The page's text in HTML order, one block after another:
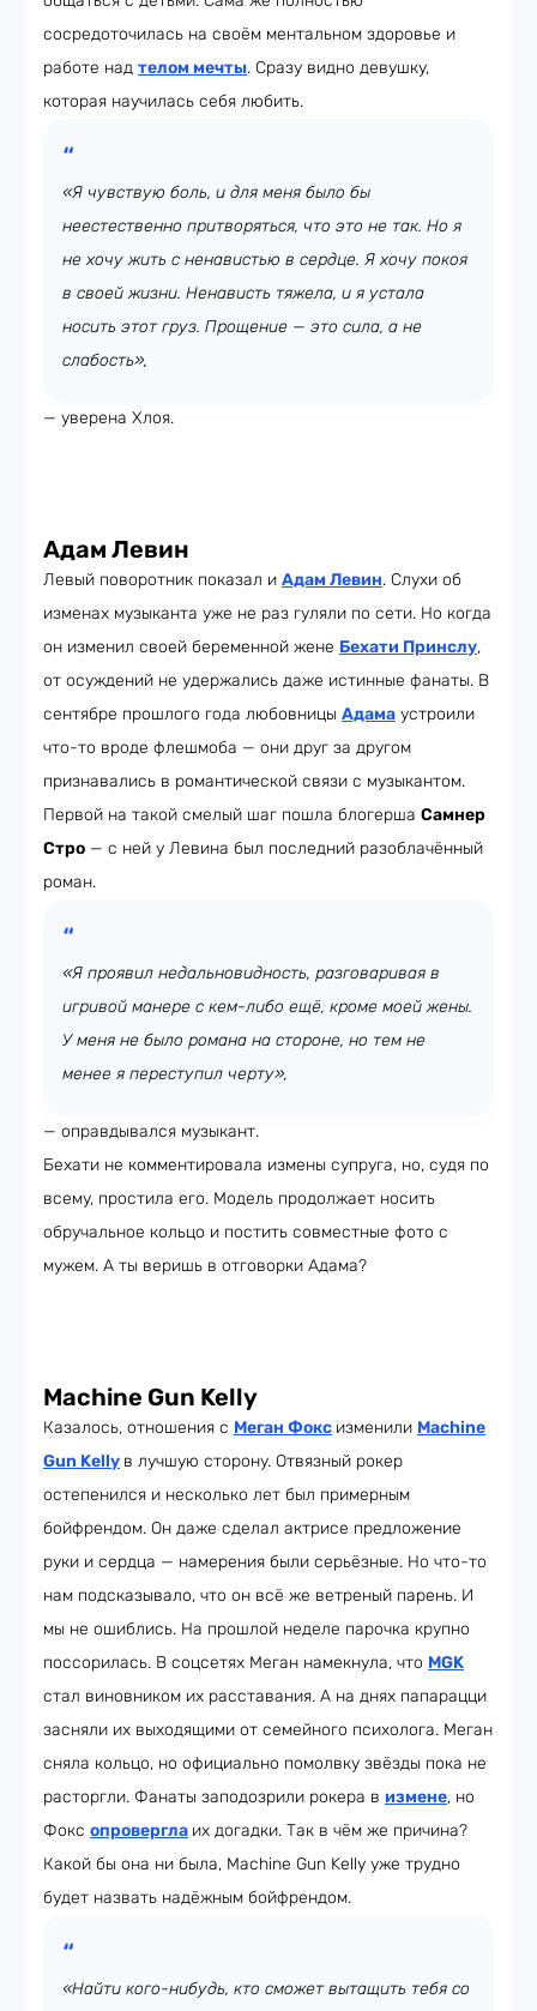
сосредоточилась на своём ментальном здоровье и
работе над телом мечты. Сразу видно девушку,
которая научилась себя любить.
«Я чувствую боль, и для меня было бы
неестественно притворяться, что это не так. Но я
не хочу жить с ненавистью в сердце. Я хочу покоя
в своей жизни. Ненависть тяжела, и я устала
носить этот груз. Прощение — это сила, а не
слабость»,
— уверена Хлоя.
Адам Левин
Левый поворотник показал и Адам Левин. Слухи об
изменах музыканта уже не раз гуляли по сети. Но когда
он изменил своей беременной жене Бехати Принслу,
от осуждений не удержались даже истинные фанаты. В
сентябре прошлого года любовницы Адама устроили
что-то вроде флешмоба — они друг за другом
признавались в романтической связи с музыкантом.
Первой на такой смелый шаг пошла блогерша Самнер
Стро — с ней у Левина был последний разоблачённый
роман.
«Я проявил недальновидность, разговаривая в
игривой манере с кем-либо ещё, кроме моей жены.
У меня не было романа на стороне, но тем не
менее я переступил черту»,
— оправдывался музыкант.
Бехати не комментировала измены супруга, но, судя по
всему, простила его. Модель продолжает носить
обручальное кольцо и постить совместные фото с
мужем. А ты веришь в отговорки Адама?
Machine Gun Kelly
Казалось, отношения с Меган Фокс изменили Machine
Gun Kelly в лучшую сторону. Отвязный рокер
остепенился и несколько лет был примерным
бойфрендом. Он даже сделал актрисе предложение
руки и сердца — намерения были серьёзные. Но что-то
нам подсказывало, что он всё же ветреный парень. И
мы не ошиблись. На прошлой неделе парочка крупно
поссорилась. В соцсетях Меган намекнула, что MGK
стал виновником их расставания. А на днях папарацци
засняли их выходящими от семейного психолога. Меган
сняла кольцо, но официально помолвку звёзды пока не
расторгли. Фанаты заподозрили рокера в измене, но
Фокс опровергла их догадки. Так в чём же причина?
Какой бы она ни была, Machine Gun Kelly уже трудно
будет назвать надёжным бойфрендом.
«Найти кого-нибудь, кто сможет вытащить тебя со